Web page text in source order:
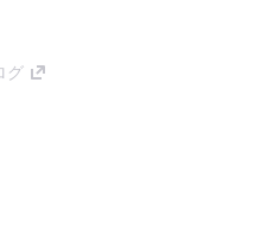
グ